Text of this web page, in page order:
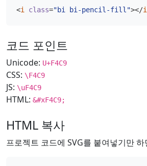
<i class="bi bi-pencil-fill"></i
코드 포인트
Unicode: U+F4C9
CSS: \F4C9
JS: \uF4C9
HTML: &#xF4C9;
HTML 복사
프로젝트 코드에 SVG를 붙여넣기만 하